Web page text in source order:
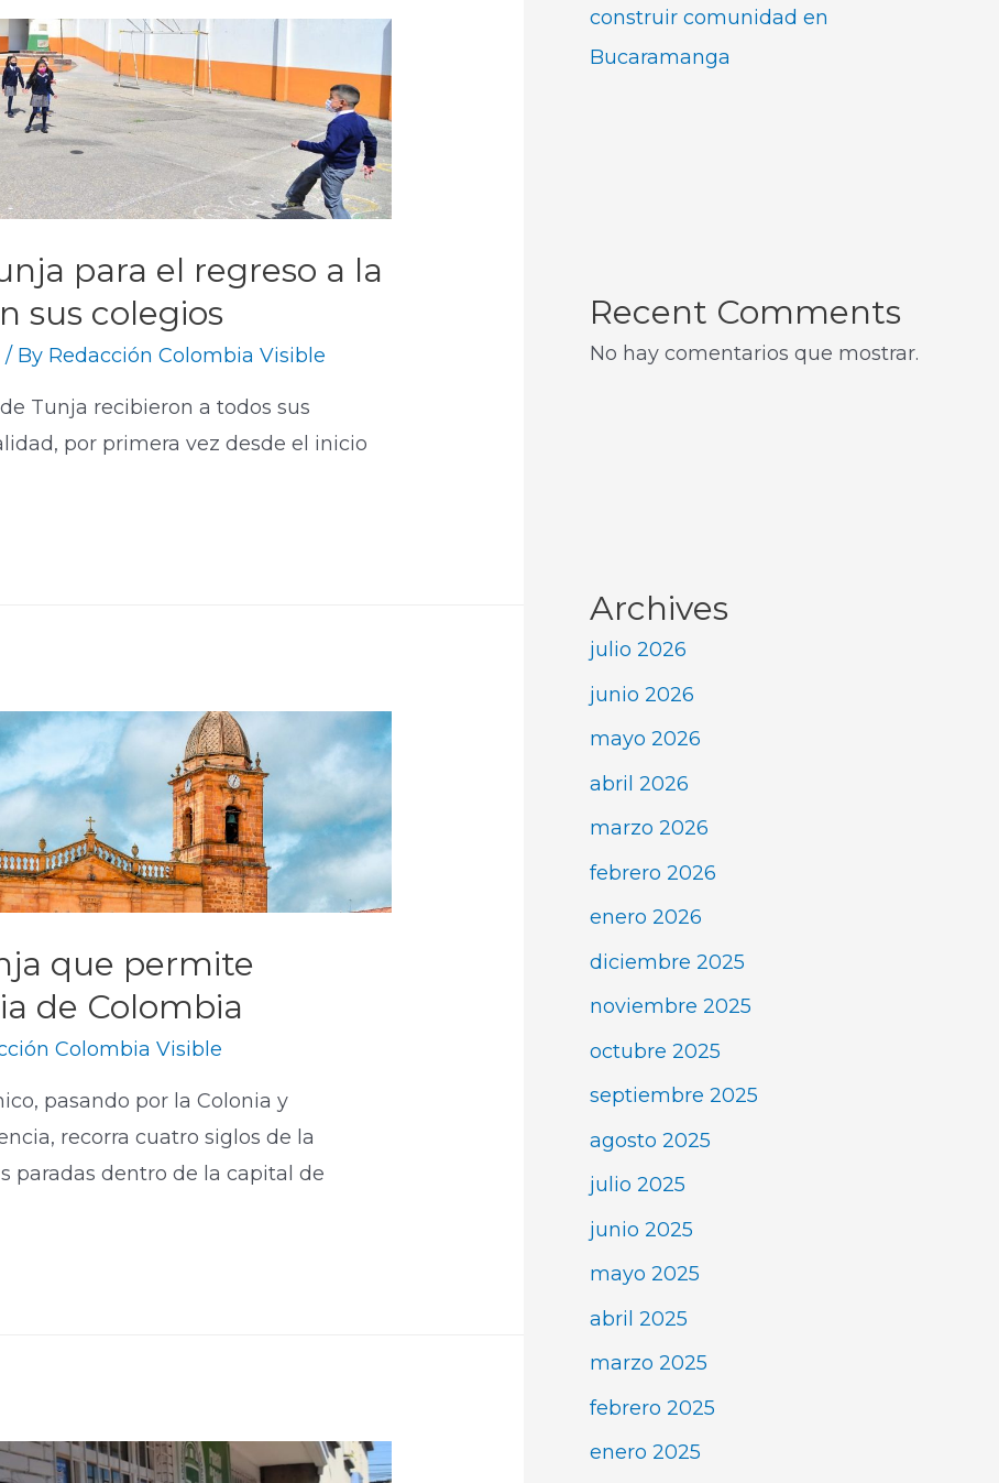
para el regreso a la
sus colegios
/ By Redacción Colombia Visible
Tunja recibieron a todos sus
por primera vez desde el inicio
que permite
de Colombia
Colombia Visible
pasando por la Colonia y
recorra cuatro siglos de la
paradas dentro de la capital de
construir comunidad en
Bucaramanga
Recent Comments
No hay comentarios que mostrar.
Archives
julio 2026
junio 2026
mayo 2026
abril 2026
marzo 2026
febrero 2026
enero 2026
diciembre 2025
noviembre 2025
octubre 2025
septiembre 2025
agosto 2025
julio 2025
junio 2025
mayo 2025
abril 2025
marzo 2025
febrero 2025
enero 2025